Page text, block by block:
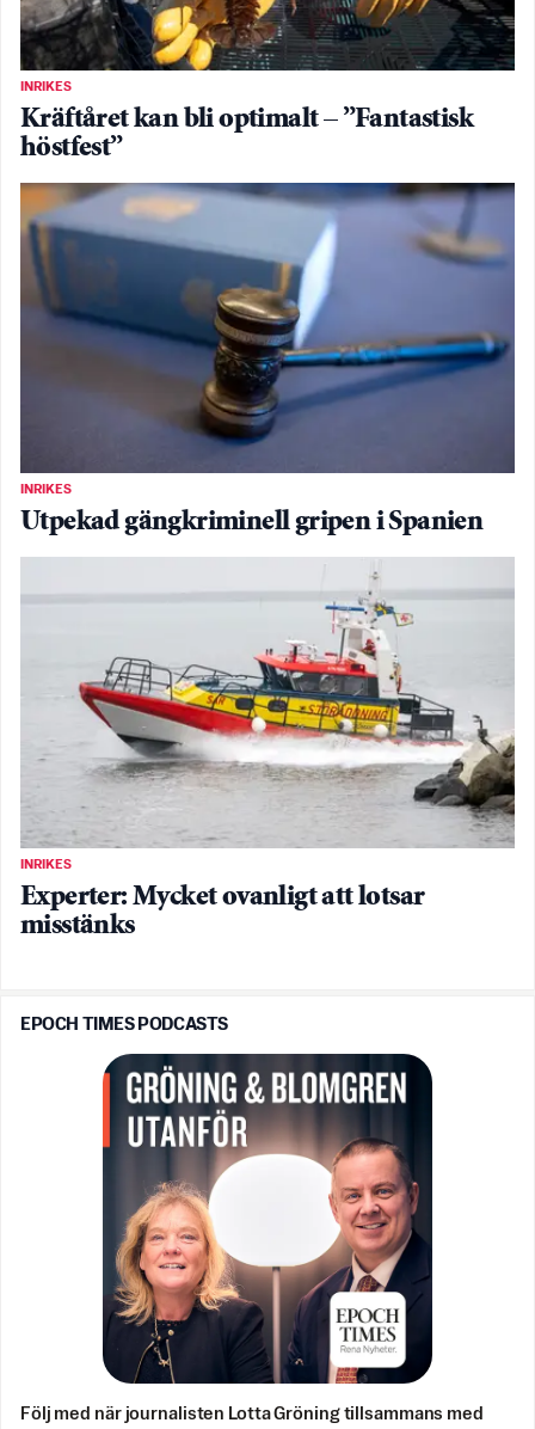
INRIKES
Kräftåret kan bli optimalt – ”Fantastisk
höstfest”
INRIKES
Utpekad gängkriminell gripen i Spanien
INRIKES
Experter: Mycket ovanligt att lotsar
misstänks
EPOCH TIMES PODCASTS
Följ med när journalisten Lotta Gröning tillsammans med